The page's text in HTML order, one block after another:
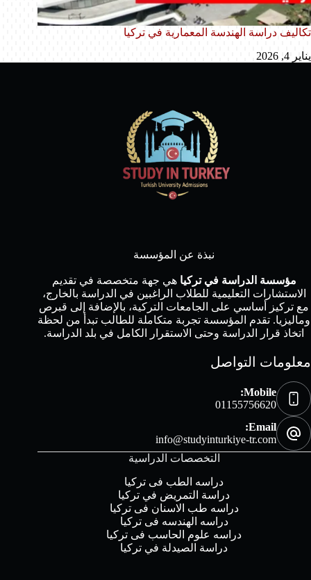
تكاليف دراسة الهندسة المعمارية في تركيا
يناير 4, 2026
نبذة عن المؤسسة
مؤسسة الدراسة في تركيا هي جهة متخصصة في تقديم
الاستشارات التعليمية للطلاب الراغبين في الدراسة بالخارج،
مع تركيز أساسي على الجامعات التركية، بالإضافة إلى قبرص
وماليزيا. تقدم المؤسسة تجربة متكاملة للطالب تبدأ من لحظة
اتخاذ قرار الدراسة وحتى الاستقرار الكامل في بلد الدراسة.
معلومات التواصل
Mobile:
01155756620
Email:
info@studyinturkiye-tr.com
التخصصات الدراسية
دراسه الطب فى تركيا
دراسة التمريض في تركيا
دراسه طب الاسنان فى تركيا
دراسه الهندسه فى تركيا
دراسه علوم الحاسب فى تركيا
دراسة الصيدلة في تركيا